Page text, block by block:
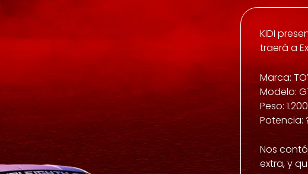
KIDI
traerá a
Marca:
Modelo:
Peso:
Potencia:
Nos
extra, y